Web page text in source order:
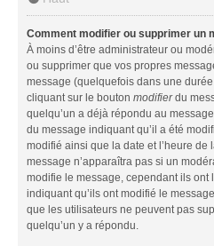
Comment modifier ou supprimer un
À moins d’être administrateur ou
ou supprimer que vos propres
message (quelquefois dans une
cliquant sur le bouton modifierdu
quelqu’un a déjà répondu au
du message indiquant qu’il a été
modifié ainsi que la date et l’heure de
message n’apparaîtra pas si un
modifie le message, cependant ils
indiquant qu’ils ont modifié le
que les utilisateurs ne peuvent pas
quelqu’un y a répondu.